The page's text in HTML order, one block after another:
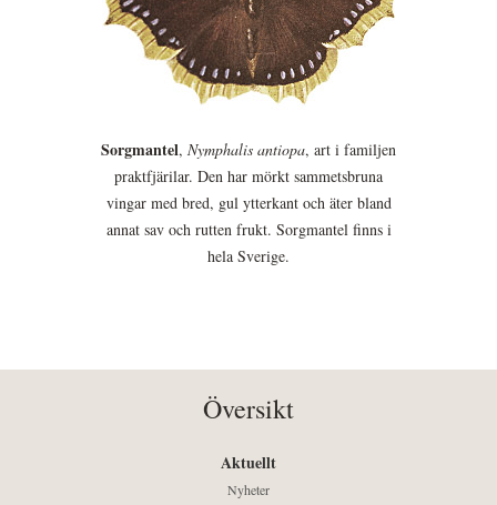
Sorgmantel, Nymphalis antiopa, art i familjen
praktfjärilar. Den har mörkt sammetsbruna
vingar med bred, gul ytterkant och äter bland
annat sav och rutten frukt. Sorgmantel finns i
hela Sverige.
Översikt
Aktuellt
Nyheter